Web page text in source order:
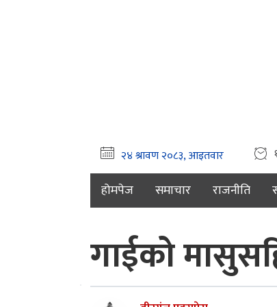
होमपेज समाचार राजनीति
गाईको